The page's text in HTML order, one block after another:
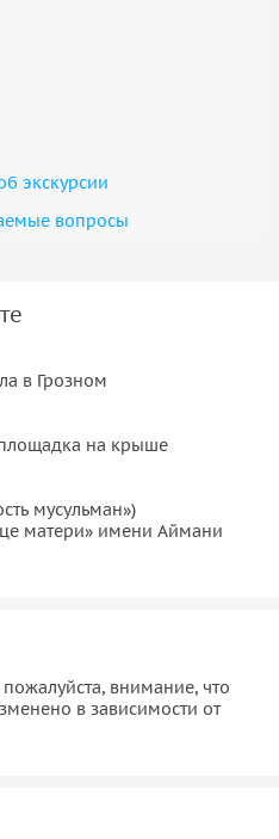
экскурсии
вопросы
в Грозном
на крыше
мусульман»)
матери» имени Аймани
внимание, что
в зависимости от